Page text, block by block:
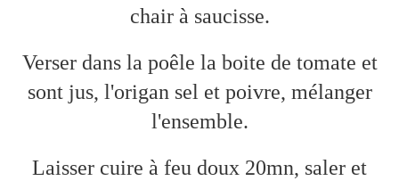
chair à saucisse.
Verser dans la poêle la boite de tomate et
sont jus, l'origan sel et poivre, mélanger
l'ensemble.
Laisser cuire à feu doux 20mn, saler et